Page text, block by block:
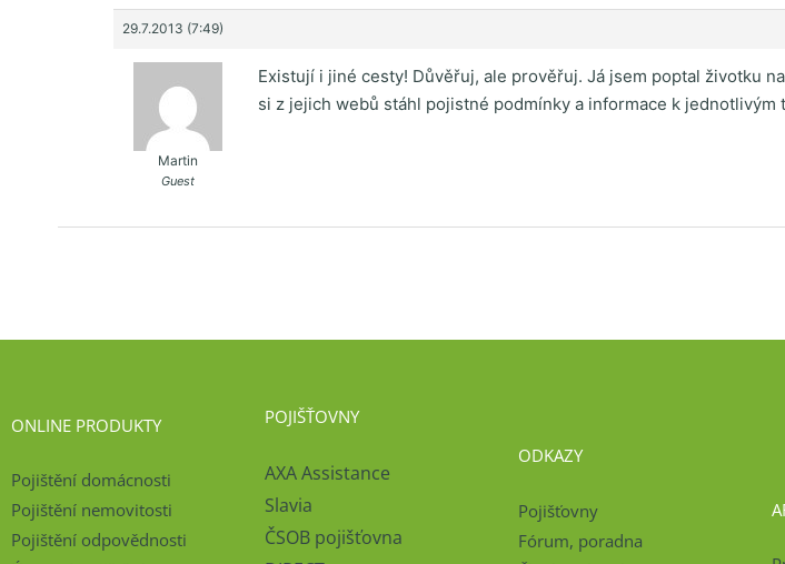
29.7.2013 (7:49)
Martin
Guest
Existují i jiné cesty! Důvěřuj, ale prověřuj. Já jsem poptal životku
si z jejich webů stáhl pojistné podmínky a informace k
ONLINE PRODUKTY
Pojištění domácnosti
Pojištění nemovitosti
Pojištění odpovědnosti
POJIŠŤOVNY
AXA Assistance
Slavia
ČSOB pojišťovna
ODKAZY
Pojišťovny
Fórum, poradna